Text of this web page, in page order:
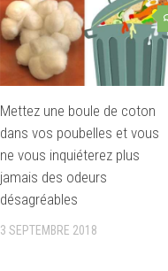
Mettez une boule de coton
dans vos poubelles et vous
ne vous inquiéterez plus
jamais des odeurs
désagréables
3 SEPTEMBRE 2018